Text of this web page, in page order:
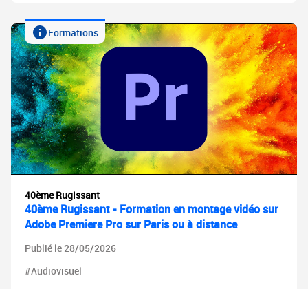
Formations
40ème Rugissant
40ème Rugissant - Formation en montage vidéo sur
Adobe Premiere Pro sur Paris ou à distance
Publié le 28/05/2026
#Audiovisuel